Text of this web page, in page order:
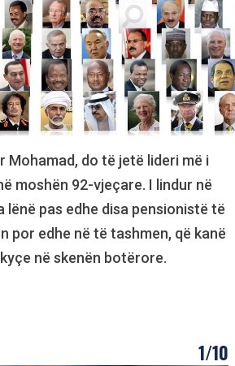
Mohamad, do të jetë lideri më i
moshën 92-vjeçare. I lindur në
lënë pas edhe disa pensionistë të
por edhe në të tashmen, që kanë
në skenën botërore.
1/10